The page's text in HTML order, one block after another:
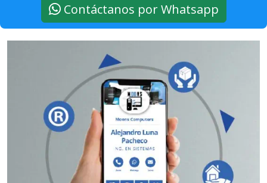
Contáctanos por Whatsapp